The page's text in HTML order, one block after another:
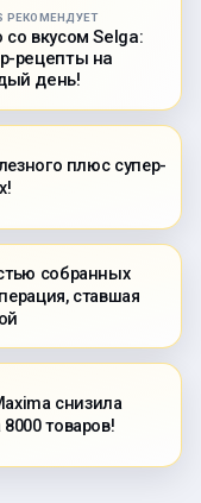
РЕКОМЕНДУЕТ
со вкусом Selga:
рецепты на
день!
плюс супер-
собранных
ставшая
снизила
товаров!